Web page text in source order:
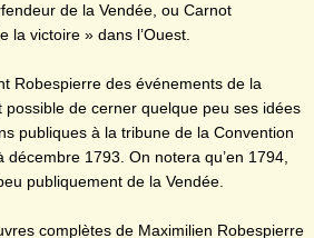
de la Vendée, ou Carnot
la victoire » dans l’Ouest.
Robespierre des événements de la
possible de cerner quelque peu ses idées
publiques à la tribune de la Convention
1793. On notera qu’en 1794,
publiquement de la Vendée.
complètes de Maximilien Robespierre